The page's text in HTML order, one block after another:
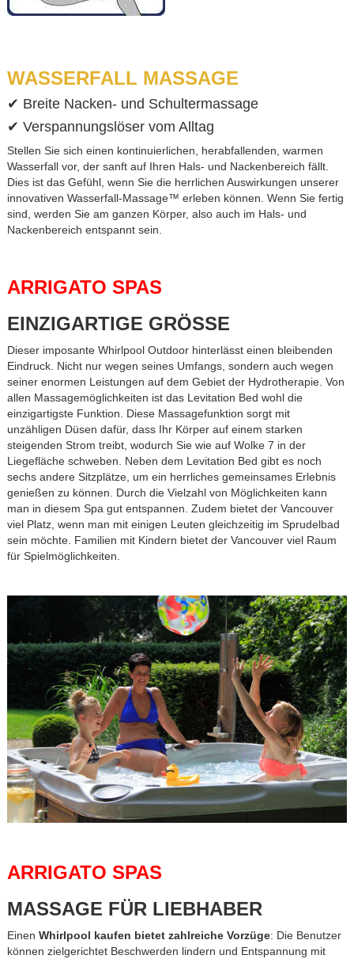
WASSERFALL MASSAGE
✔ Breite Nacken- und Schultermassage
✔ Verspannungslöser vom Alltag
Stellen Sie sich einen kontinuierlichen, herabfallenden, warmen
Wasserfall vor, der sanft auf Ihren Hals- und Nackenbereich fällt.
Dies ist das Gefühl, wenn Sie die herrlichen Auswirkungen unserer
innovativen Wasserfall-Massage™ erleben können. Wenn Sie fertig
sind, werden Sie am ganzen Körper, also auch im Hals- und
Nackenbereich entspannt sein.
ARRIGATO SPAS
EINZIGARTIGE GRÖSSE
Dieser imposante Whirlpool Outdoor hinterlässt einen bleibenden
Eindruck. Nicht nur wegen seines Umfangs, sondern auch wegen
seiner enormen Leistungen auf dem Gebiet der Hydrotherapie. Von
allen Massagemöglichkeiten ist das Levitation Bed wohl die
einzigartigste Funktion. Diese Massagefunktion sorgt mit
unzähligen Düsen dafür, dass Ihr Körper auf einem starken
steigenden Strom treibt, wodurch Sie wie auf Wolke 7 in der
Liegefläche schweben. Neben dem Levitation Bed gibt es noch
sechs andere Sitzplätze, um ein herrliches gemeinsames Erlebnis
genießen zu können. Durch die Vielzahl von Möglichkeiten kann
man in diesem Spa gut entspannen. Zudem bietet der Vancouver
viel Platz, wenn man mit einigen Leuten gleichzeitig im Sprudelbad
sein möchte. Familien mit Kindern bietet der Vancouver viel Raum
für Spielmöglichkeiten.
ARRIGATO SPAS
MASSAGE FÜR LIEBHABER
Einen Whirlpool kaufen bietet zahlreiche Vorzüge: Die Benutzer
können zielgerichtet Beschwerden lindern und Entspannung mit